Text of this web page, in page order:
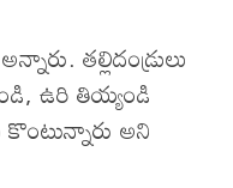
తల్లిదండ్రులు
ఉరి తియ్యండి
అని